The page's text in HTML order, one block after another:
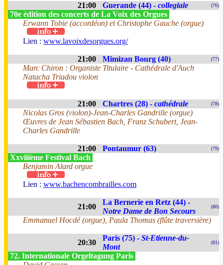
21:00 Guerande (44) - collegiale (76)
70e édition des concerts de La Voix des Orgues
Erwann Tobie (accordéon) et Christophe Gauche (orgue)
Lien : www.lavoixdesorgues.org/
21:00 Mimizan Bourg (40) (77)
Marc Chiron : Organiste Titulaire - Cathédrale d'Auch
Natacha Triadou violon
21:00 Chartres (28) - cathédrale (78)
Nicolas Gros (violon)-Jean-Charles Gandrille (orgue)
Œuvres de Jean Sébastien Bach, Franz Schubert, Jean-
Charles Gandrille
21:00 Pontaumur (63) (79)
Xxviiième Festival Bach
Benjamin Alard orgue
Lien : www.bachencombrailles.com
21:00
La Bernerie en Retz (44) -
Notre Dame de Bon Secours
(80)
Emmanuel Hocdé (orgue), Paula Thomas (flûte traversière)
20:30
Paris (75) - St-Etienne-du-
Mont
(81)
72. Internationale Orgeltagung Paris